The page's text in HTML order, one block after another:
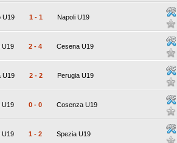
U19 1 - 1 Napoli U19
U19 2 - 4 Cesena U19
U19 2 - 2 Perugia U19
U19 0 - 0 Cosenza U19
U19 1 - 2 Spezia U19